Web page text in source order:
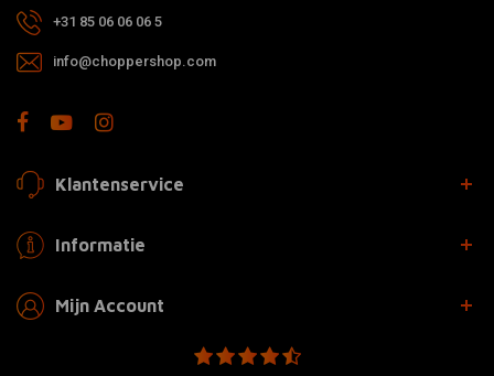
+31 85 06 06 06 5
info@choppershop.com
Klantenservice
Informatie
Mijn Account